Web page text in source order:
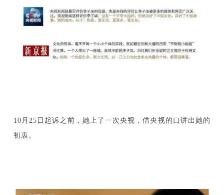
10月25日起诉之前，她上了一次央视，借央视的口讲出她的
初衷。